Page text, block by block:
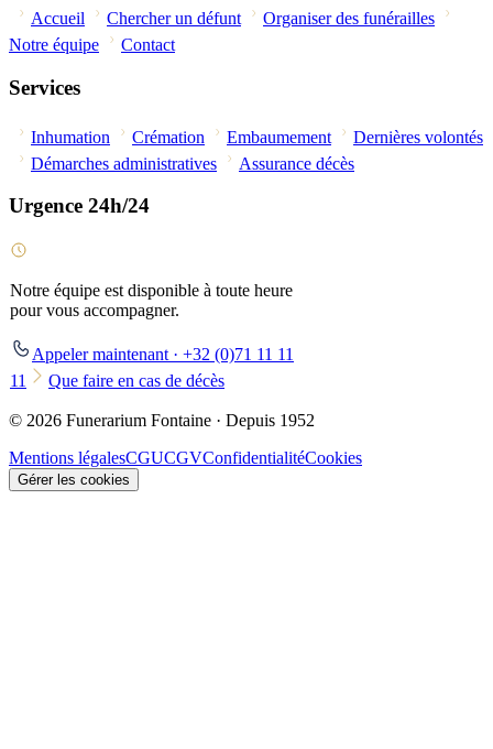
Accueil Chercher un défunt
Organiser des funérailles
Notre équipe
Contact
Services
Inhumation Crémation Embaumement
Dernières volontés
Démarches administratives
Assurance décès
Urgence 24h/24
Notre équipe est disponible à toute heure
pour vous accompagner.
Appeler maintenant · +32 (0)71 11 11
11
Que faire en cas de décès
© 2026 Funerarium Fontaine · Depuis 1952
Mentions légalesCGUCGVConfidentialitéCookies
Gérer les cookies